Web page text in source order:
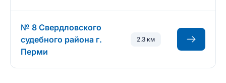
№ 8 Свердловского
судебного района г.
Перми
2.3 км